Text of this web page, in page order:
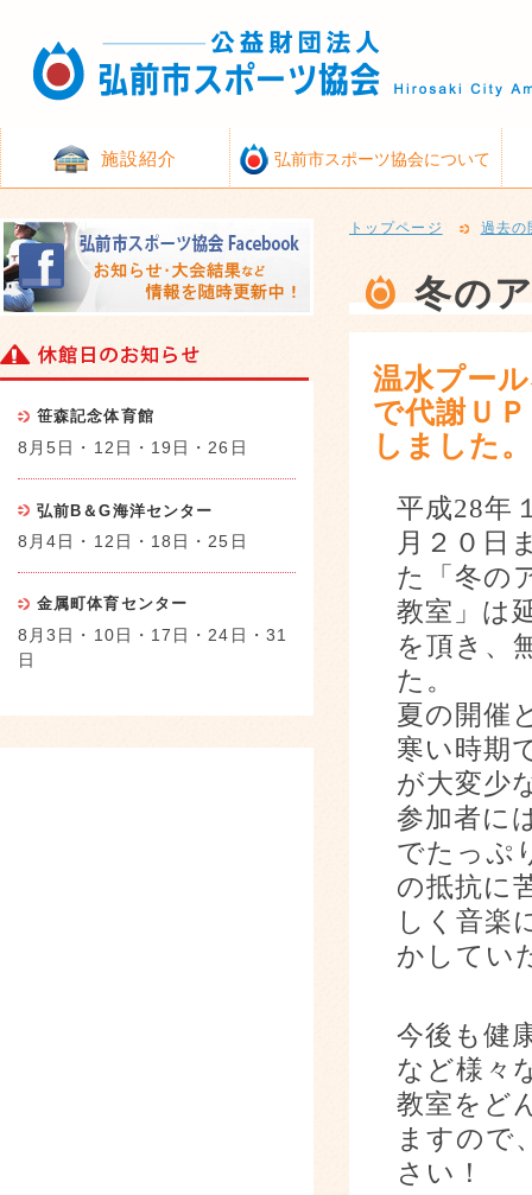
施設紹介 弘前市スポーツ協会について
トップページ 過去の
冬の
温水プー
で代謝Ｕ
しました。
平成28年
月２０日
た「冬の
教室」は
を頂き、
た。
夏の開催
寒い時期
が大変少
参加者に
でたっぷ
の抵抗に
しく音楽
かしてい
今後も健
など様々
教室をど
ますので
さい！
笹森記念体育館
8月5日・12日・19日・26日
弘前B＆G海洋センター
8月4日・12日・18日・25日
金属町体育センター
8月3日・10日・17日・24日・31
日